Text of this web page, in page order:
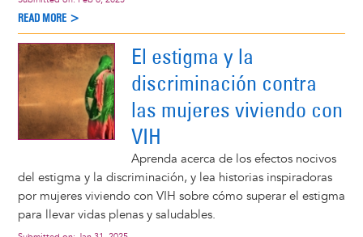
READ MORE >
El estigma y la
discriminación contra
las mujeres viviendo con
VIH
Aprenda acerca de los efectos nocivos
del estigma y la discriminación, y lea historias inspiradoras
por mujeres viviendo con VIH sobre cómo superar el estigma
para llevar vidas plenas y saludables.